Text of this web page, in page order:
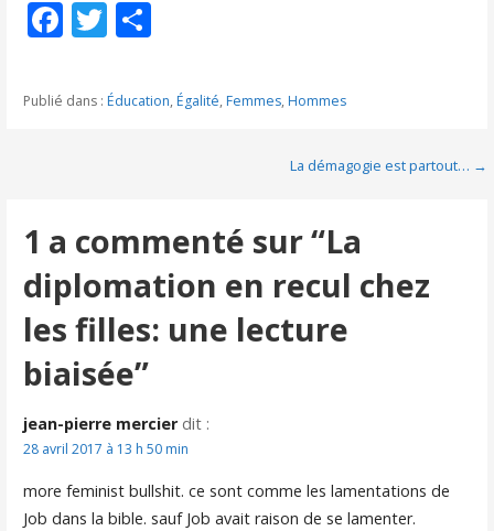
F
e
k
T
itt
P
ta
Publié dans : Éducation, Égalité, Femmes, Hommes
l’article
La démagogie est partout… →
1 a commenté sur“La
diplomation en recul chez
les filles: une lecture
biaisée”
jean-pierre mercier dit :
28 avril 2017 à 13 h 50 min
more feminist bullshit. ce sont comme les lamentations de
Job dans la bible. sauf Job avait raison de se lamenter.